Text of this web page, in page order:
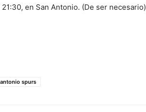
en San Antonio. (De ser necesario)
spurs